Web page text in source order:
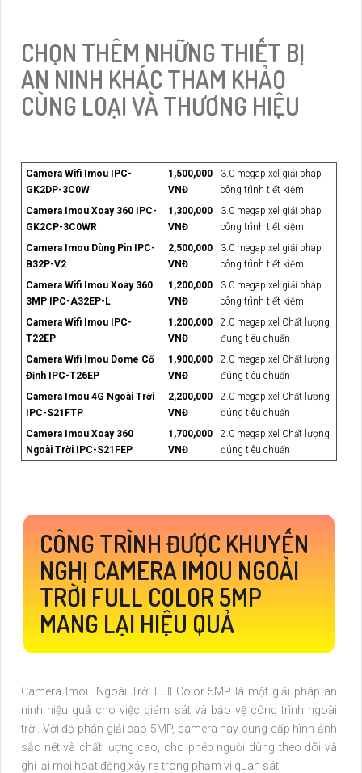
CHỌN THÊM NHỮNG THIẾT BỊ
AN NINH KHÁC THAM KHẢO
CÙNG LOẠI VÀ THƯƠNG HIỆU
Camera Wifi Imou IPC-
GK2DP-3C0W
1,500,000
VNĐ
3.0 megapixel giải pháp
công trình tiết kiệm
Camera Imou Xoay 360 IPC-
GK2CP-3C0WR
1,300,000
VNĐ
3.0 megapixel giải pháp
công trình tiết kiệm
Camera Imou Dùng Pin IPC-
B32P-V2
2,500,000
VNĐ
3.0 megapixel giải pháp
công trình tiết kiệm
Camera Wifi Imou Xoay 360
3MP IPC-A32EP-L
1,200,000
VNĐ
3.0 megapixel giải pháp
công trình tiết kiệm
Camera Wifi Imou IPC-
T22EP
1,200,000
VNĐ
2.0 megapixel Chất lượng
đúng tiêu chuẩn
Camera Wifi Imou Dome Cố
Định IPC-T26EP
1,900,000
VNĐ
2.0 megapixel Chất lượng
đúng tiêu chuẩn
Camera Imou 4G Ngoài Trời
IPC-S21FTP
2,200,000
VNĐ
2.0 megapixel Chất lượng
đúng tiêu chuẩn
Camera Imou Xoay 360
Ngoài Trời IPC-S21FEP
1,700,000
VNĐ
2.0 megapixel Chất lượng
đúng tiêu chuẩn
CÔNG TRÌNH ĐƯỢC KHUYẾN
NGHỊ CAMERA IMOU NGOÀI
TRỜI FULL COLOR 5MP
MANG LẠI HIỆU QUẢ
Camera Imou Ngoài Trời Full Color 5MP là một giải pháp an
ninh hiệu quả cho việc giám sát và bảo vệ công trình ngoài
trời. Với độ phân giải cao 5MP, camera này cung cấp hình ảnh
sắc nét và chất lượng cao, cho phép người dùng theo dõi và
ghi lại mọi hoạt động xảy ra trong phạm vi quan sát.